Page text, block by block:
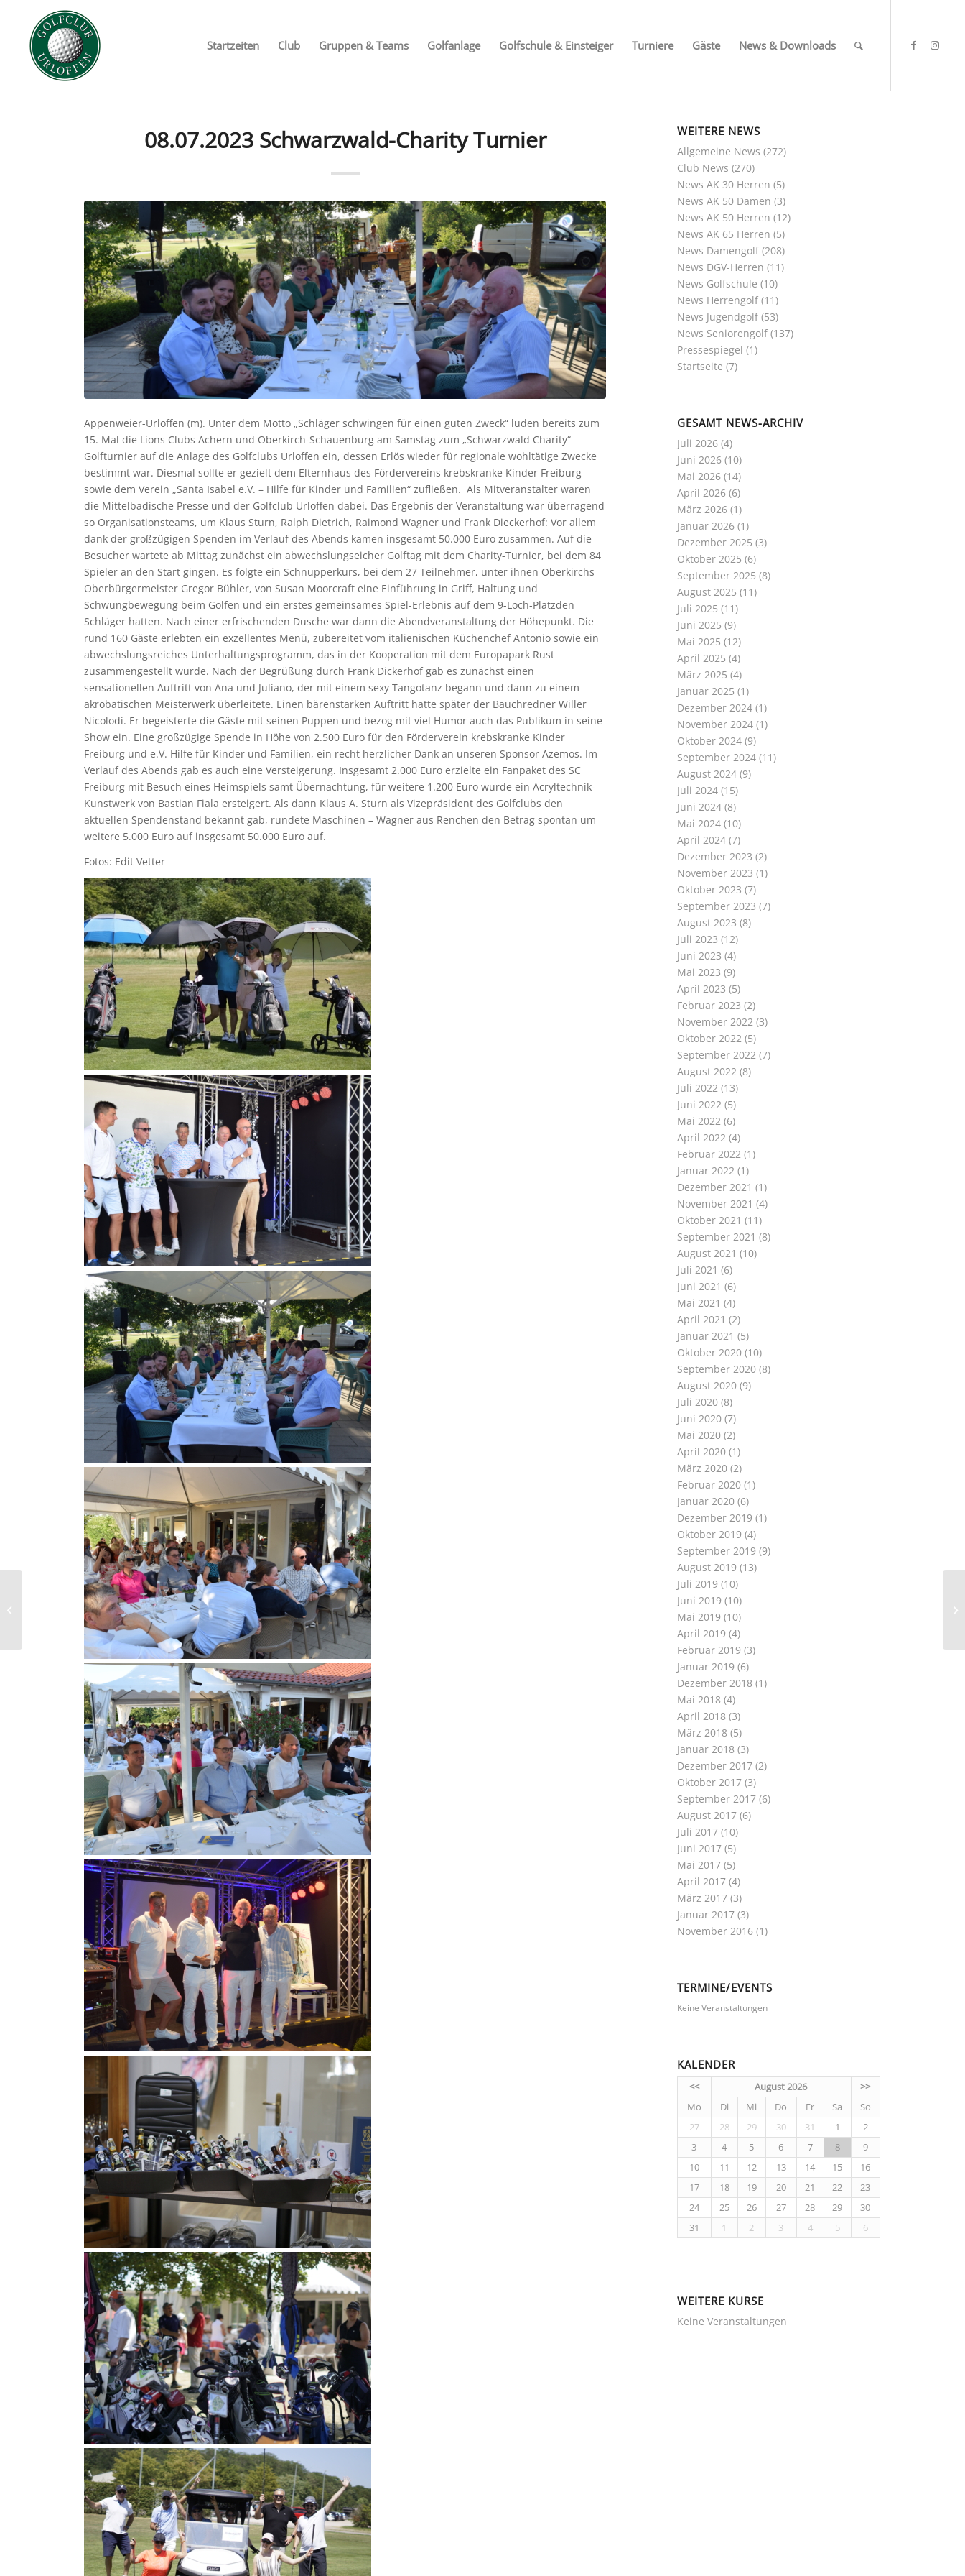
Startzeiten Club Gruppen & Teams Golfanlage Golfschule & Einsteiger Turniere Gäste News & Downloads
08.07.2023 Schwarzwald-Charity Turnier
Appenweier-Urloffen (m). Unter dem Motto „Schläger schwingen für einen guten Zweck“ luden bereits zum
15. Mal die Lions Clubs Achern und Oberkirch-Schauenburg am Samstag zum „Schwarzwald Charity“
Golfturnier auf die Anlage des Golfclubs Urloffen ein, dessen Erlös wieder für regionale wohltätige Zwecke
bestimmt war. Diesmal sollte er gezielt dem Elternhaus des Fördervereins krebskranke Kinder Freiburg
sowie dem Verein „Santa Isabel e.V. – Hilfe für Kinder und Familien“ zufließen. Als Mitveranstalter waren
die Mittelbadische Presse und der Golfclub Urloffen dabei. Das Ergebnis der Veranstaltung war überragend
so Organisationsteams, um Klaus Sturn, Ralph Dietrich, Raimond Wagner und Frank Dieckerhof: Vor allem
dank der großzügigen Spenden im Verlauf des Abends kamen insgesamt 50.000 Euro zusammen. Auf die
Besucher wartete ab Mittag zunächst ein abwechslungseicher Golftag mit dem Charity-Turnier, bei dem 84
Spieler an den Start gingen. Es folgte ein Schnupperkurs, bei dem 27 Teilnehmer, unter ihnen Oberkirchs
Oberbürgermeister Gregor Bühler, von Susan Moorcraft eine Einführung in Griff, Haltung und
Schwungbewegung beim Golfen und ein erstes gemeinsames Spiel-Erlebnis auf dem 9-Loch-Platzden
Schläger hatten. Nach einer erfrischenden Dusche war dann die Abendveranstaltung der Höhepunkt. Die
rund 160 Gäste erlebten ein exzellentes Menü, zubereitet vom italienischen Küchenchef Antonio sowie ein
abwechslungsreiches Unterhaltungsprogramm, das in der Kooperation mit dem Europapark Rust
zusammengestellt wurde. Nach der Begrüßung durch Frank Dickerhof gab es zunächst einen
sensationellen Auftritt von Ana und Juliano, der mit einem sexy Tangotanz begann und dann zu einem
akrobatischen Meisterwerk überleitete. Einen bärenstarken Auftritt hatte später der Bauchredner Willer
Nicolodi. Er begeisterte die Gäste mit seinen Puppen und bezog mit viel Humor auch das Publikum in seine
Show ein. Eine großzügige Spende in Höhe von 2.500 Euro für den Förderverein krebskranke Kinder
Freiburg und e.V. Hilfe für Kinder und Familien, ein recht herzlicher Dank an unseren Sponsor Azemos. Im
Verlauf des Abends gab es auch eine Versteigerung. Insgesamt 2.000 Euro erzielte ein Fanpaket des SC
Freiburg mit Besuch eines Heimspiels samt Übernachtung, für weitere 1.200 Euro wurde ein Acryltechnik-
Kunstwerk von Bastian Fiala ersteigert. Als dann Klaus A. Sturn als Vizepräsident des Golfclubs den
aktuellen Spendenstand bekannt gab, rundete Maschinen – Wagner aus Renchen den Betrag spontan um
weitere 5.000 Euro auf insgesamt 50.000 Euro auf.
Fotos: Edit Vetter
WEITERE NEWS
Allgemeine News (272)
Club News (270)
News AK 30 Herren (5)
News AK 50 Damen (3)
News AK 50 Herren (12)
News AK 65 Herren (5)
News Damengolf(208)
News DGV-Herren (11)
News Golfschule (10)
News Herrengolf(11)
News Jugendgolf(53)
News Seniorengolf(137)
Pressespiegel (1)
Startseite (7)
GESAMT NEWS-ARCHIV
Juli 2026(4)
Juni 2026(10)
Mai 2026(14)
April 2026(6)
März 2026(1)
Januar 2026(1)
Dezember 2025 (3)
Oktober 2025 (6)
September 2025 (8)
August 2025 (11)
Juli 2025 (11)
Juni 2025 (9)
Mai 2025 (12)
April 2025 (4)
März 2025 (4)
Januar 2025 (1)
Dezember 2024(1)
November 2024(1)
Oktober 2024(9)
September 2024(11)
August 2024(9)
Juli 2024(15)
Juni 2024(8)
Mai 2024(10)
April 2024(7)
Dezember 2023 (2)
November 2023 (1)
Oktober 2023 (7)
September 2023 (7)
August 2023 (8)
Juli 2023 (12)
Juni 2023 (4)
Mai 2023 (9)
April 2023 (5)
Februar 2023 (2)
November 2022(3)
Oktober 2022(5)
September 2022(7)
August 2022(8)
Juli 2022(13)
Juni 2022(5)
Mai 2022(6)
April 2022(4)
Februar 2022(1)
Januar 2022(1)
Dezember 2021 (1)
November 2021 (4)
Oktober 2021 (11)
September 2021 (8)
August 2021 (10)
Juli 2021 (6)
Juni 2021 (6)
Mai 2021 (4)
April 2021 (2)
Januar 2021 (5)
Oktober 2020(10)
September 2020(8)
August 2020(9)
Juli 2020(8)
Juni 2020(7)
Mai 2020(2)
April 2020(1)
März 2020(2)
Februar 2020(1)
Januar 2020(6)
Dezember 2019(1)
Oktober 2019(4)
September 2019(9)
August 2019(13)
Juli 2019(10)
Juni 2019(10)
Mai 2019(10)
April 2019(4)
Februar 2019(3)
Januar 2019(6)
Dezember 2018(1)
Mai 2018(4)
April 2018(3)
März 2018(5)
Januar 2018(3)
Dezember 2017(2)
Oktober 2017(3)
September 2017(6)
August 2017(6)
Juli 2017(10)
Juni 2017(5)
Mai 2017(5)
April 2017(4)
März 2017(3)
Januar 2017(3)
November 2016(1)
TERMINE/EVENTS
Keine Veranstaltungen
KALENDER
<< August 2026
>>
Mo
Di Mi Do Fr Sa
So
27
28 29 30 31 1
2
3
4 5 6 7 8
9
10
11 12 13 14 15
16
17
18 19 20 21 22
23
24
25 26 27 28 29
30
31
1 2 3 4 5 6
WEITERE KURSE
Keine Veranstaltungen
04.07.2023 Ladies Day –
Willkommen zum 10.